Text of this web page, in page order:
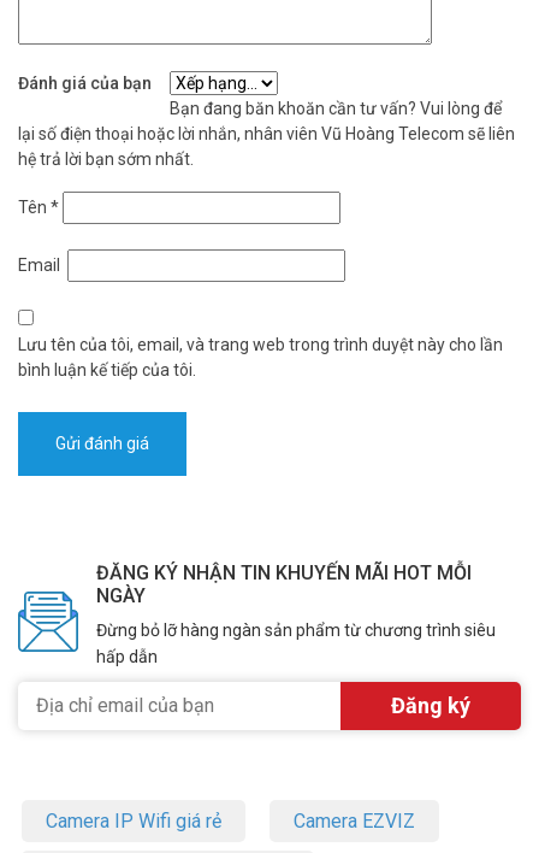
khảo sát tận nơi ngay hôm nay. Tham khảo thêm thông tin tại
Đánh giá của bạn
Bạn đang băn khoăn cần tư vấn? Vui lòng để
lại số điện thoại hoặc lời nhắn, nhân viên Vũ Hoàng Telecom sẽ liên
hệ trả lời bạn sớm nhất.
Tên *
Email
Lưu tên của tôi, email, và trang web trong trình duyệt này cho lần
bình luận kế tiếp của tôi.
ĐĂNG KÝ NHẬN TIN KHUYẾN MÃI HOT MỖI
NGÀY
Đừng bỏ lỡ hàng ngàn sản phẩm từ chương trình siêu
hấp dẫn
Camera IP Wifi giá rẻ Camera EZVIZ